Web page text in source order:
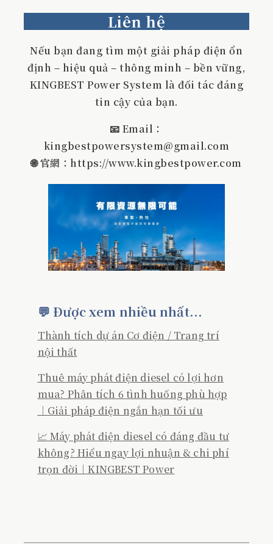
Liên hệ
Nếu bạn đang tìm một giải pháp điện ổn
định – hiệu quả – thông minh – bền vững,
KINGBEST Power System là đối tác đáng
tin cậy của bạn.
📧 Email：
kingbestpowersystem@gmail.com
🌐 官網：https://www.kingbestpower.com
💬 Được xem nhiều nhất...
Thành tích dự án Cơ điện / Trang trí
nội thất
Thuê máy phát điện diesel có lợi hơn
mua? Phân tích 6 tình huống phù hợp
｜Giải pháp điện ngắn hạn tối ưu
📈 Máy phát điện diesel có đáng đầu tư
không? Hiểu ngay lợi nhuận & chi phí
trọn đời｜KINGBEST Power